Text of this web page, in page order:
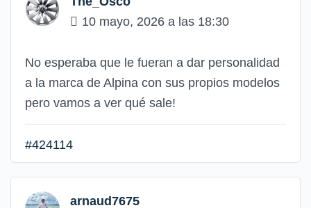
10 mayo, 2026 a las 18:30
No esperaba que le fueran a dar personalidad
a la marca de Alpina con sus propios modelos
pero vamos a ver qué sale!
#424114
arnaud7675